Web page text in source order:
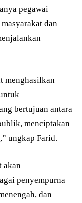
pegawai
dan
menghasilkan
bertujuan antara
menciptakan
ungkap Farid.
akan
penyempurna
dan